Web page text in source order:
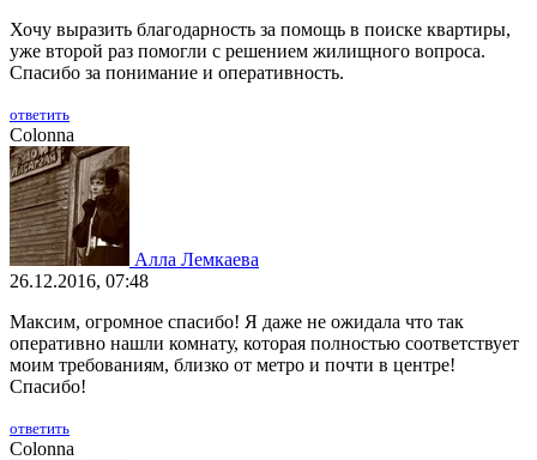
Хочу выразить благодарность за помощь в поиске квартиры,
уже второй раз помогли с решением жилищного вопроса.
Спасибо за понимание и оперативность.
ответить
Colonna
Алла Лемкаева
26.12.2016, 07:48
Максим, огромное спасибо! Я даже не ожидала что так
оперативно нашли комнату, которая полностью соответствует
моим требованиям, близко от метро и почти в центре!
Спасибо!
ответить
Colonna